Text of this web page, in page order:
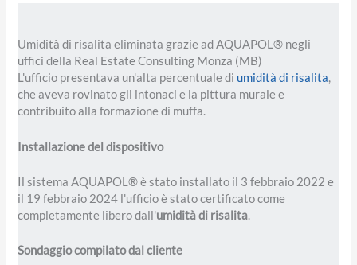
Umidità di risalita eliminata grazie ad AQUAPOL® negli
uffici della Real Estate Consulting Monza (MB)
L'ufficio presentava un'alta percentuale di umidità di risalita,
che aveva rovinato gli intonaci e la pittura murale e
contribuito alla formazione di muffa.
Installazione del dispositivo
Il sistema AQUAPOL® è stato installato il 3 febbraio 2022 e
il 19 febbraio 2024 l'ufficio è stato certificato come
completamente libero dall'umidità di risalita.
Sondaggio compilato dal cliente